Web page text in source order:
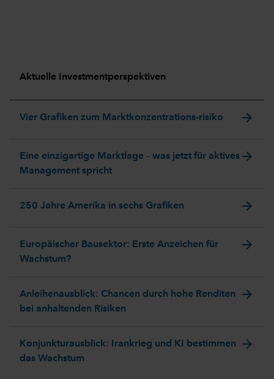
Aktuelle Investmentperspektiven
Vier Grafiken zum Marktkonzentrations-risiko arrow_forward
Eine einzigartige Marktlage – was jetzt für aktives
Management spricht
arrow_forward
250 Jahre Amerika in sechs Grafiken arrow_forward
Europäischer Bausektor: Erste Anzeichen für
Wachstum?
arrow_forward
Anleihenausblick: Chancen durch hohe Renditen
bei anhaltenden Risiken
arrow_forward
Konjunkturausblick: Irankrieg und KI bestimmen
das Wachstum
arrow_forward